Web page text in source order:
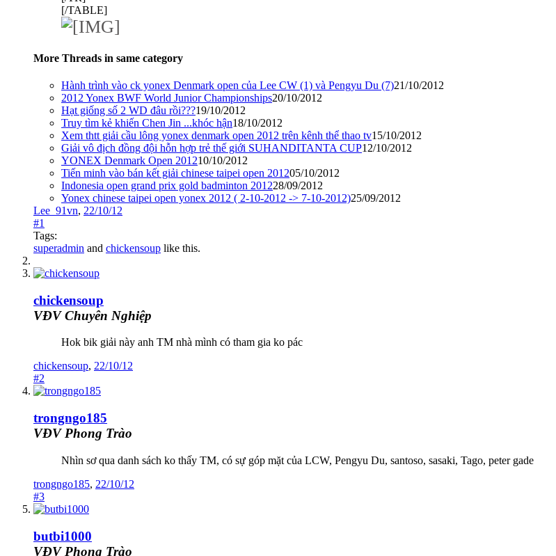
[/TABLE]
More Threads in same category
Hành trình vào ck yonex Denmark open của Lee CW (1) và Pengyu Du (7)21/10/2012
2012 Yonex BWF World Junior Championships20/10/2012
Hạt giống số 2 WD đâu rồi???19/10/2012
Truy tìm kẻ khiến Chen Jin ...khóc hận18/10/2012
Xem thtt giải cầu lông yonex denmark open 2012 trên kênh thể thao tv15/10/2012
Giải vô địch đồng đội hỗn hợp trẻ thế giới SUHANDITANTA CUP12/10/2012
YONEX Denmark Open 201210/10/2012
Tiến minh vào bán kết giải chinese taipei open 201205/10/2012
Indonesia open grand prix gold badminton 201228/09/2012
Yonex chinese taipei open yonex 2012 ( 2-10-2012 -> 7-10-2012)25/09/2012
Lee_91vn, 22/10/12
#1
Tags:
superadmin and chickensoup like this.
chickensoup
VĐV Chuyên Nghiệp
Hok bik giải này anh TM nhà mình có tham gia ko pác
chickensoup, 22/10/12
#2
trongngo185
VĐV Phong Trào
Nhìn sơ qua danh sách ko thấy TM, có sự góp mặt của LCW, Pengyu Du, santoso, sasaki, Tago, peter gade
trongngo185, 22/10/12
#3
butbi1000
VĐV Phong Trào